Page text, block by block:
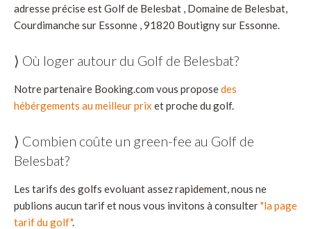
adresse précise est Golf de Belesbat , Domaine de Belesbat,
Courdimanche sur Essonne , 91820 Boutigny sur Essonne.
⟩ Où loger autour du Golf de Belesbat?
Notre partenaire Booking.com vous proposedes
hébérgements au meilleur prix et proche du golf.
⟩ Combien coûte un green-fee au Golf de
Belesbat?
Les tarifs des golfs evoluant assez rapidement, nous ne
publions aucun tarif et nous vous invitons à consulter"la page
tarif du golf".